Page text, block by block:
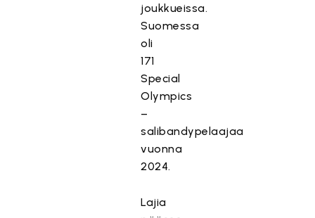
joukkueissa.
Suomessa
oli
171
Special
Olympics
–
salibandypelaajaa
vuonna
2024.
Lajia